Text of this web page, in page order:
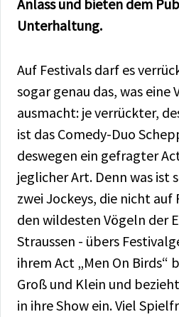
Anlass und bieten dem
Unterhaltung.
Auf Festivals darf es
sogar genau das, was
ausmacht: je verrückter,
ist das Comedy-Duo
deswegen ein gefragter
jeglicher Art. Denn was ist
zwei Jockeys, die nicht
den wildesten Vögeln der
Straussen - übers
ihrem Act „Men On Birds“
Groß und Klein und
in ihre Show ein. Viel